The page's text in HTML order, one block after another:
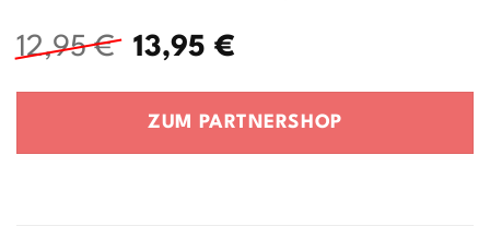
12,95€
Ursprünglicher
war:
13,95 €Aktueller
ist:
ZUM PARTNERSHOP